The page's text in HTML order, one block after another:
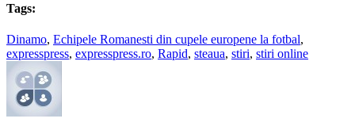
Tags:
Dinamo, Echipele Romanesti din cupele europene la fotbal,
expresspress, expresspress.ro, Rapid, steaua, stiri, stiri online